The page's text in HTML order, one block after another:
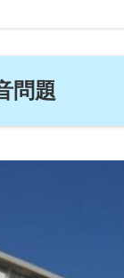
問題